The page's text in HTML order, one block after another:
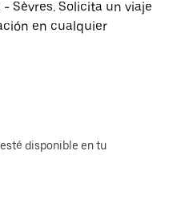
Sèvres. Solicita un viaje
en cualquier
disponible en tu